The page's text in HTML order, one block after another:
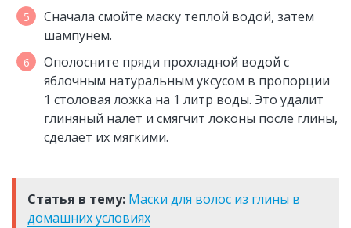
Сначала смойте маску теплой водой, затем
шампунем.
Ополосните пряди прохладной водой с
яблочным натуральным уксусом в пропорции
1 столовая ложка на 1 литр воды. Это удалит
глиняный налет и смягчит локоны после глины,
сделает их мягкими.
Статья в тему: Маски для волос из глины в
домашних условиях